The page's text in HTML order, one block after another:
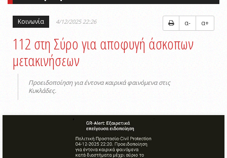
Κοινωνία 4/12/2025 22:26 α- α+
112 στη Σύρο για αποφυγή άσκοπων
μετακινήσεων
Προειδοποίηση για έντονα καιρικά φαινόμενα στις
Κυκλάδες.